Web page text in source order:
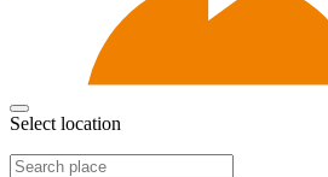
Select location